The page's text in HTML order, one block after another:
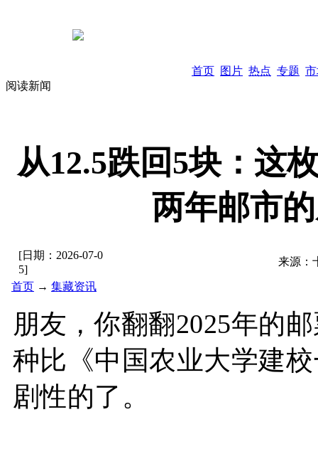
首页 图片 热点 专题
阅读新闻
从12.5跌回5块：这
两年邮市
[日期： 2026-07-0
5]
来源：
首页 → 集藏资讯
朋友 ，你翻翻2025年的
种比《中国农业大学建
剧性的了。